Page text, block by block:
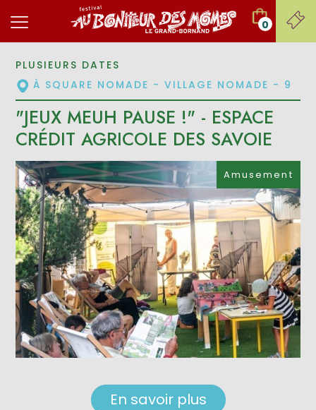
0
En savoir plus
Amusement
PLUSIEURS DATES
À SQUARE NOMADE - VILLAGE NOMADE - 9
"JEUX MEUH PAUSE !" - ESPACE
CRÉDIT AGRICOLE DES SAVOIE